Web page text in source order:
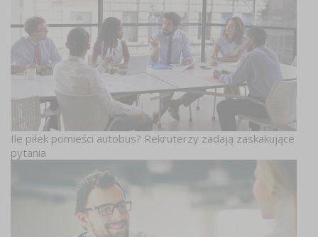
Ile piłek pomieści autobus? Rekruterzy zadają zaskakujące
pytania